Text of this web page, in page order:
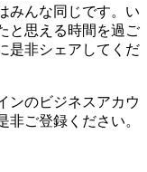
みんな同じです。い
と思える時間を過ご
是非シェアしてくだ
ンのビジネスアカウ
非ご登録ください。